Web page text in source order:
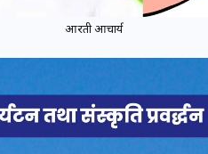
आरती आचार्य